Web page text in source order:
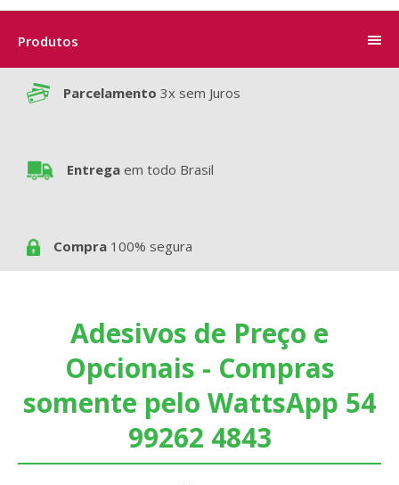
Produtos
Parcelamento 3x sem Juros
Entrega em todo Brasil
Compra 100% segura
Adesivos de Preço e
Opcionais - Compras
somente pelo WattsApp 54
99262 4843